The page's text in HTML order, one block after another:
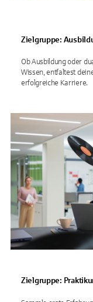
Zielgruppe:
Ob Ausbildung oder
Wissen, entfaltest
erfolgreiche Karriere.
Zielgruppe: